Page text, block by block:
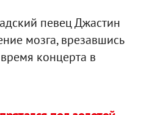
певец Джастин
мозга, врезавшись
концерта в